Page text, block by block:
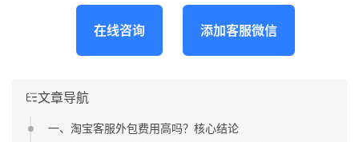
在线咨询 添加客服微信
文章导航
一、淘宝客服外包费用高吗？核心结论